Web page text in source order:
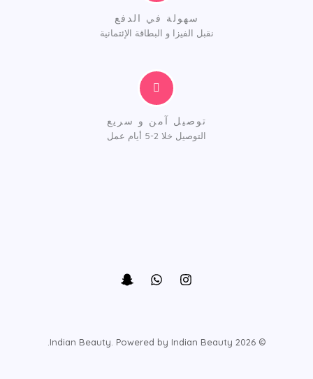
سهولة في الدفع
نقبل الفيزا و البطاقة الإئتمانية
توصيل آمن و سريع
التوصيل خلا 2-5 أيام عمل
© 2026 Indian Beauty. Powered by Indian Beauty.